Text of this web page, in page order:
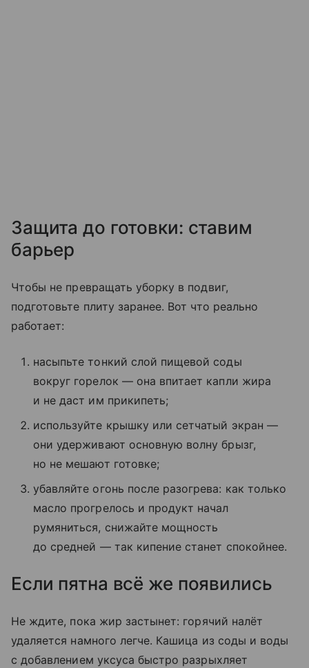
Защита до готовки: ставим
барьер
Чтобы не превращать уборку в подвиг,
подготовьте плиту заранее. Вот что реально
работает:
насыпьте тонкий слой пищевой соды
вокруг горелок — она впитает капли жира
и не даст им прикипеть;
используйте крышку или сетчатый экран —
они удерживают основную волну брызг,
но не мешают готовке;
убавляйте огонь после разогрева: как только
масло прогрелось и продукт начал
румяниться, снижайте мощность
до средней — так кипение станет спокойнее.
Если пятна всё же появились
Не ждите, пока жир застынет: горячий налёт
удаляется намного легче. Кашица из соды и воды
с добавлением уксуса быстро разрыхляет